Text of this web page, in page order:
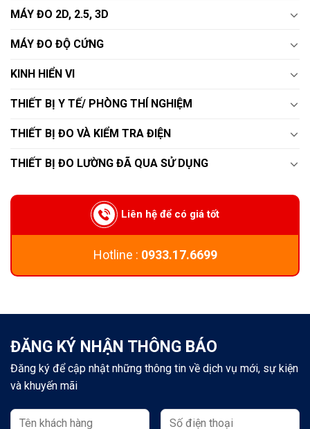
MÁY ĐO 2D, 2.5, 3D
MÁY ĐO ĐỘ CỨNG
KINH HIỂN VI
THIẾT BỊ Y TẾ/ PHÒNG THÍ NGHIỆM
THIẾT BỊ ĐO VÀ KIỂM TRA ĐIỆN
THIẾT BỊ ĐO LƯỜNG ĐÃ QUA SỬ DỤNG
Liên hệ để có giá tốt
Hotline : 0933.17.6699
ĐĂNG KÝ NHẬN THÔNG BÁO
Đăng ký để cập nhật những thông tin về dịch vụ mới, sự kiện
và khuyến mãi